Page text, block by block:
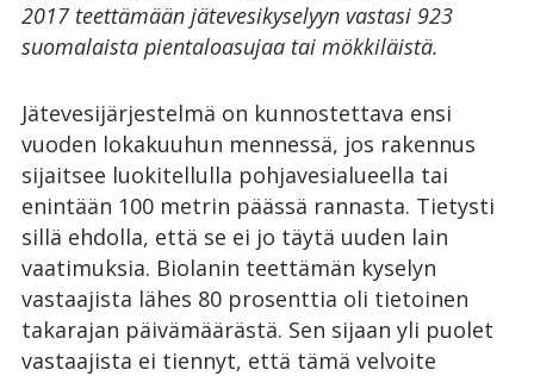
2017 teettämään jätevesikyselyyn vastasi 923
suomalaista pientaloasujaa tai mökkiläistä.
Jätevesijärjestelmä on kunnostettava ensi
vuoden lokakuuhun mennessä, jos rakennus
sijaitsee luokitellulla pohjavesialueella tai
enintään 100 metrin päässä rannasta. Tietysti
sillä ehdolla, että se ei jo täytä uuden lain
vaatimuksia. Biolanin teettämän kyselyn
vastaajista lähes 80 prosenttia oli tietoinen
takarajan päivämäärästä. Sen sijaan yli puolet
vastaajista ei tiennyt, että tämä velvoite